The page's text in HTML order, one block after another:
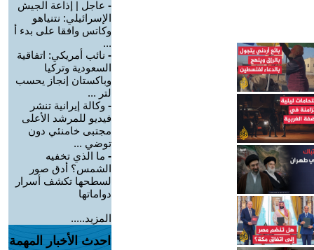
- عاجل | إذاعة الجيش
الإسرائيلي: نتنياهو
وكاتس وافقا على بدء أ
...
- نائب أمريكي: اتفاقية
السعودية وتركيا
وباكستان إنجاز يحسب
لتر ...
- وكالة إيرانية تنشر
فيديو للمرشد الأعلى
مجتبى خامنئي دون
توضي ...
- ما الذي تخفيه
الشمس؟ أدق صور
لسطحها تكشف أسرار
دواماتها
المزيد.....
احدث الأخبار المهمة